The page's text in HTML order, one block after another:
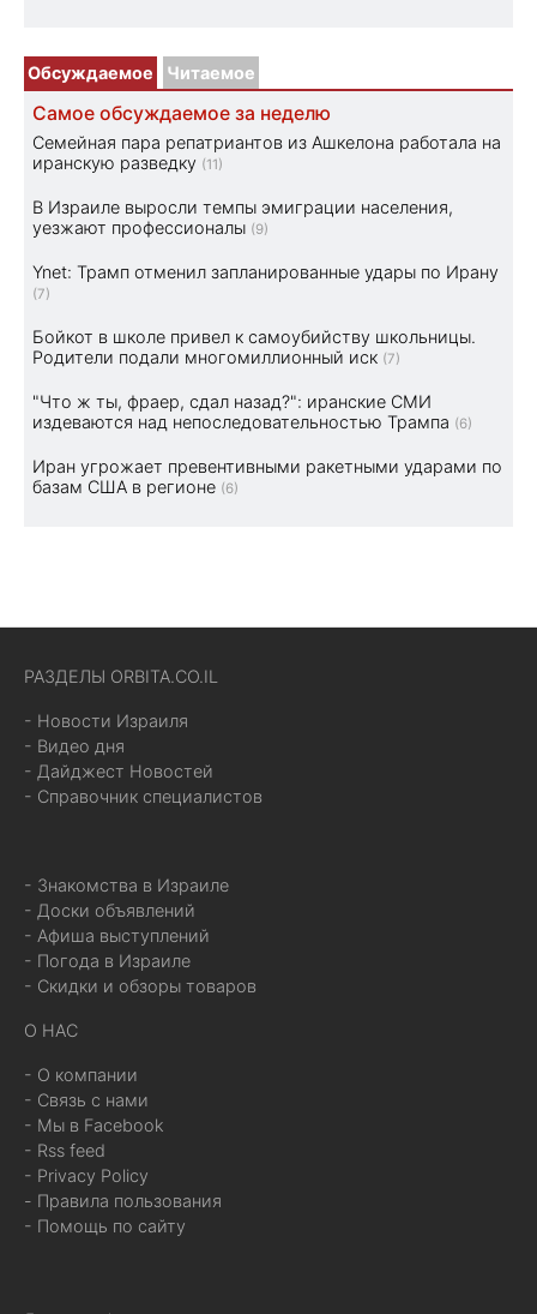
Обсуждаемое Читаемое
Самое обсуждаемое за неделю
Семейная пара репатриантов из Ашкелона работала на
иранскую разведку (11)
В Израиле выросли темпы эмиграции населения,
уезжают профессионалы (9)
Ynet: Трамп отменил запланированные удары по Ирану
(7)
Бойкот в школе привел к самоубийству школьницы.
Родители подали многомиллионный иск (7)
"Что ж ты, фраер, сдал назад?": иранские СМИ
издеваются над непоследовательностью Трампа (6)
Иран угрожает превентивными ракетными ударами по
базам США в регионе (6)
РАЗДЕЛЫ ORBITA.CO.IL
- Новости Израиля
- Видео дня
- Дайджест Новостей
- Справочник специалистов
- Знакомства в Израиле
- Доски объявлений
- Афиша выступлений
- Погода в Израиле
- Скидки и обзоры товаров
О НАС
- О компании
- Связь с нами
- Мы в Facebook
- Rss feed
- Privacy Policy
- Правила пользования
- Помощь по сайту